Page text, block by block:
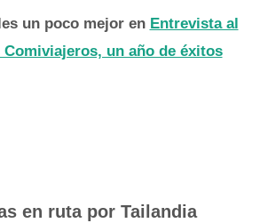
un poco mejor en Entrevista al
un año de éxitos
en ruta por Tailandia